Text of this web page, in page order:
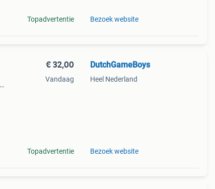
Topadvertentie Bezoek website
€ 32,00
Vandaag
Topadvertentie
DutchGameBoys
Heel Nederland
Bezoek website